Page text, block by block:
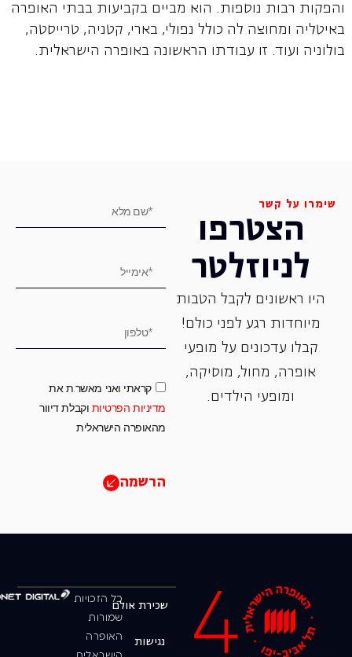
והפקות רבות נוספות. הוא מביים בקביעות בבתי האופרה
באיטליה ומחוצה לה כולל נפולי, בארי, קטניה, טרייסטה,
בולוניה ועוד. זו עבודתו הראשונה באופרה הישראלית.
שימרו על קשר
הצטרפו
לניוזלטר
היו ראשונים לקבל הטבות
מיוחדות רגע לפני כולם!
קבלו עדכונים על מופעי
אופרה, ‏מחול, ‏מוסיקה,
ומופעי הילדים.
קראתי ואני מאשר.ת את
מדיניות הפרטיות וקבלת דיוור
מהאופרה הישראלית
הרשמה
כל הזכויות
שמורות
האופרה
שכירת אולם
נגישות